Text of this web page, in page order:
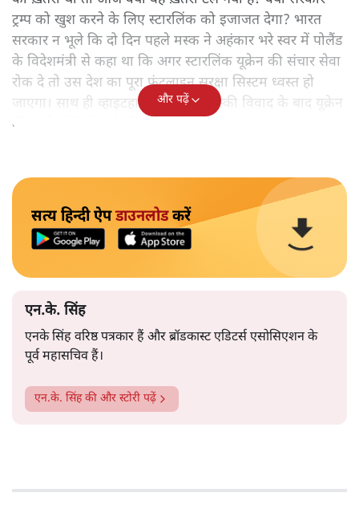
ट्रम्प को खुश करने के लिए स्टारलिंक को इजाजत देगा? भारत
सरकार न भूले कि दो दिन पहले मस्क ने अहंकार भरे स्वर में पोलैंड
के विदेशमंत्री से कहा था कि अगर स्टारलिंक यूक्रेन की संचार सेवा
रोक दे तो उस देश का पूरा फ्रंटलाइन सुरक्षा सिस्टम ध्वस्त हो
जाएगा। साथ ही व्हाइटहाउस में ट्रम्प-जेलेंस्की विवाद के बाद यूक्रेन
की सभी इंटेलिजेंस शेयरिंग रोक दी गयी थी।
और पढ़ें
सत्य हिन्दी ऐपडाउनलोडकरें
एन.के. सिंह
एनके सिंह वरिष्ठ पत्रकार हैं और ब्रॉडकास्ट एडिटर्स एसोसिएशन के
पूर्व महासचिव हैं।
एन.के. सिंहकी और स्टोरी पढ़ें